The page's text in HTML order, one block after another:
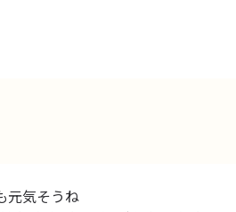
元気そうね